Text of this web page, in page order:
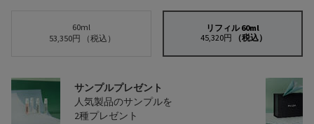
選択済み
60ml
53,350円
（税込）
, 1/2 選択済み
リフィル 60ml
45,320円
（税込）
, 2/2
サンプルプレゼント
人気製品のサンプルを
2種プレゼント